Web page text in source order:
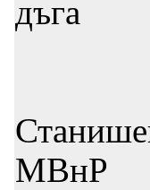
дъга
МВнР